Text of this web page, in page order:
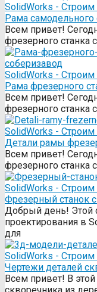
SolidWorks - Строим
Рама
Всем привет!
фрезерного
SolidWorks - Строим
Рама фрезерного
Всем привет!
фрезерного станка
SolidWorks - Строим
Детали рамы
Всем привет!
фрезерного станка
SolidWorks - Строим
Фрезерный станок
Добрый день! Этой
проектирования в
для
SolidWorks - Строим
Чертежи деталей
Всем привет! В